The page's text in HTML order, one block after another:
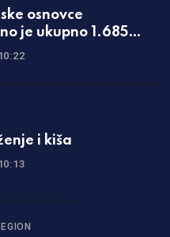
osnovce
je ukupno 1.685
udžbenika
i kiša